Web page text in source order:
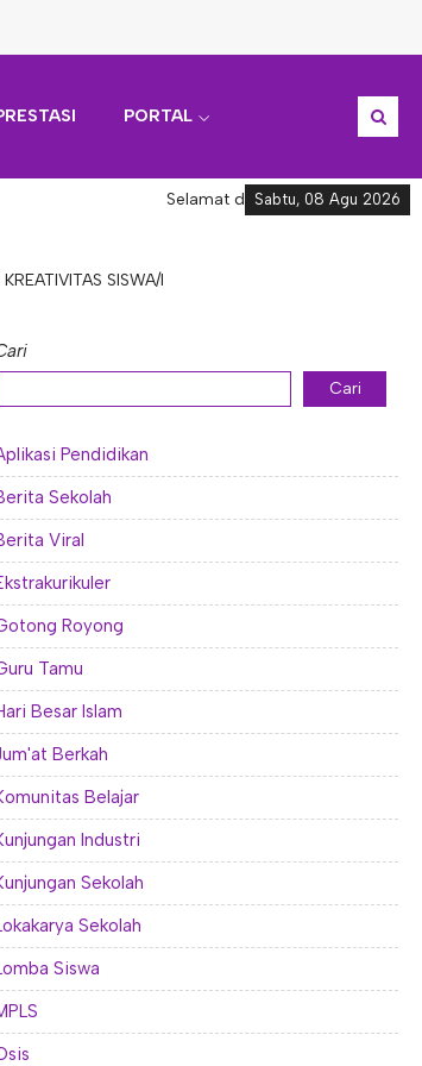
PORTAL
Sabtu, 08 Agu 2026
Selamat datang di Informasi
SISWA/I
Cari
Pendidikan
Sekolah
Viral
Royong
Tamu
Besar Islam
Berkah
Belajar
Industri
Sekolah
Sekolah
Siswa